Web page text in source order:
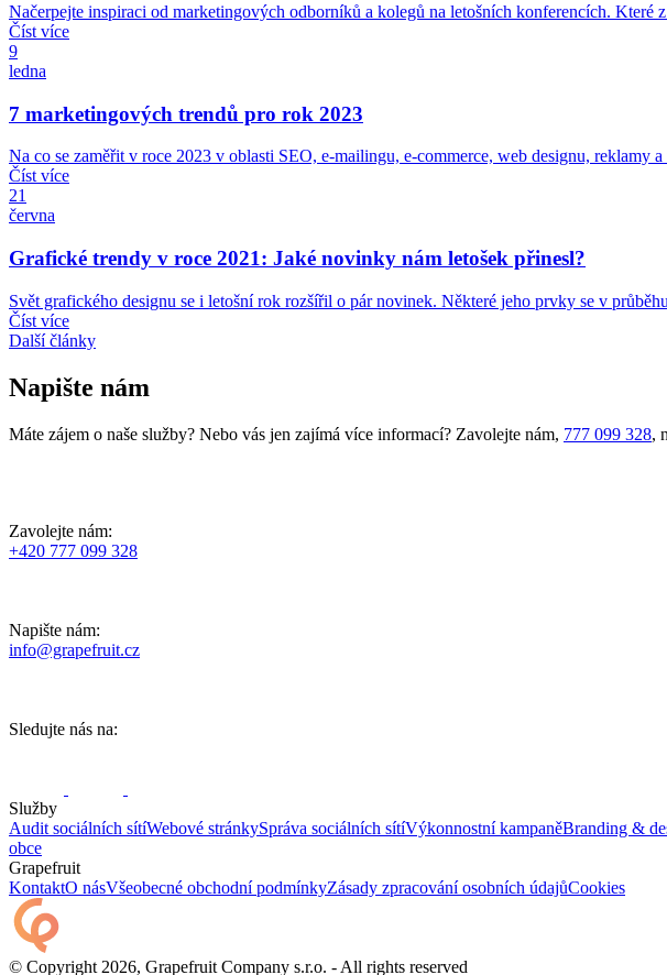
Načerpejte inspiraci od marketingových odborníků a kolegů na letošních konferencích. Které
Číst více
9
ledna
7 marketingových trendů pro rok 2023
Na co se zaměřit v roce 2023 v oblasti SEO, e-mailingu, e-commerce, web designu,
Číst více
21
června
Grafické trendy v roce 2021: Jaké novinky nám letošek přinesl?
Svět grafického designu se i letošní rok rozšířil o pár novinek. Některé jeho prvky se v
Číst více
Další články
Napište nám
Máte zájem o naše služby? Nebo vás jen zajímá více informací? Zavolejte nám, 777 099 328,
Zavolejte nám:
+420 777 099 328
Napište nám:
info@grapefruit.cz
Sledujte nás na:
Služby
Audit sociálních sítíWebové stránkySpráva sociálních sítíVýkonnostní kampaněBranding &
obce
Grapefruit
KontaktO násVšeobecné obchodní podmínkyZásady zpracování osobních údajůCookies
© Copyright 2026, Grapefruit Company s.r.o. - All rights reserved